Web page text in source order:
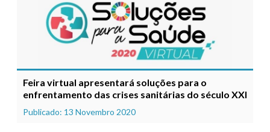
Feira virtual apresentará soluções para o
enfrentamento das crises sanitárias do século XXI
Publicado: 13 Novembro 2020